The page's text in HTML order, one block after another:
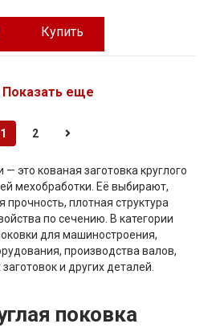
Купить
Показать еще
1 2
— это кованая заготовка круглого
мехобработки. Её выбирают,
плотная структура
по сечению. В категории
для машиностроения,
производства валов,
и других деталей.
поковка